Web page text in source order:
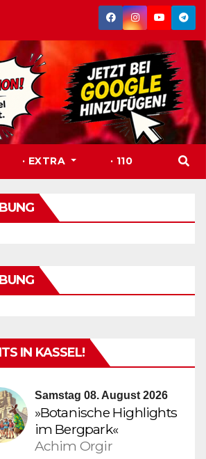
· EXTRA · 110
IN KASSEL!
Samstag 08. August 2026
»Botanische Highlights
im Bergpark«
Achim Orgir